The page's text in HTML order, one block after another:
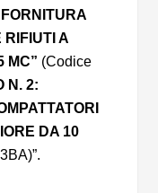
RIFIUTI A
MC” (Codice
N. 2:
DA 10